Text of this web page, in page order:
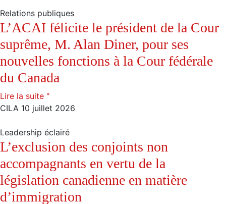
Relations publiques
L’ACAI félicite le président de la Cour
suprême, M. Alan Diner, pour ses
nouvelles fonctions à la Cour fédérale
du Canada
Lire la suite "
CILA 10 juillet 2026
Leadership éclairé
L’exclusion des conjoints non
accompagnants en vertu de la
législation canadienne en matière
d’immigration